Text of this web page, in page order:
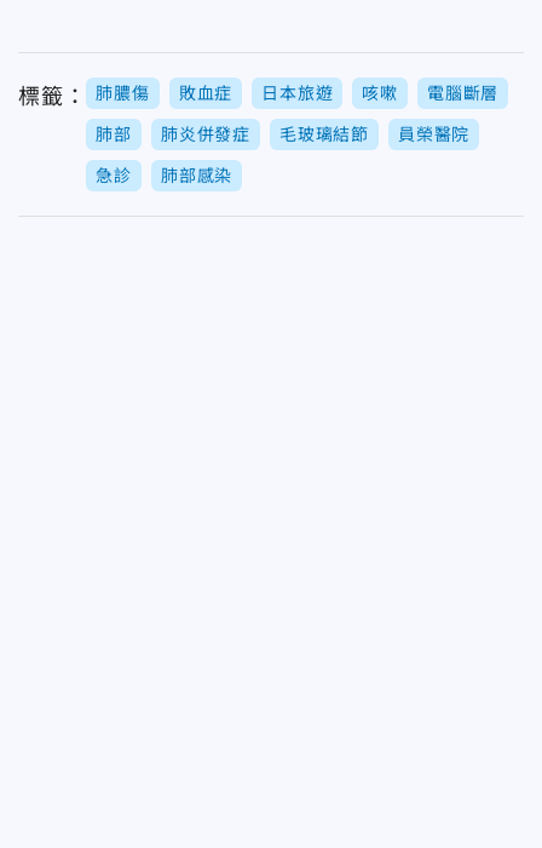
標籤： 肺膿傷 敗血症 日本旅遊 咳嗽 電腦斷層
肺部 肺炎併發症 毛玻璃結節 員榮醫院
急診 肺部感染